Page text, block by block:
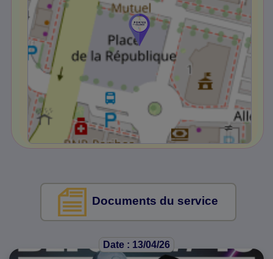
Documents du service
Date : 13/04/26